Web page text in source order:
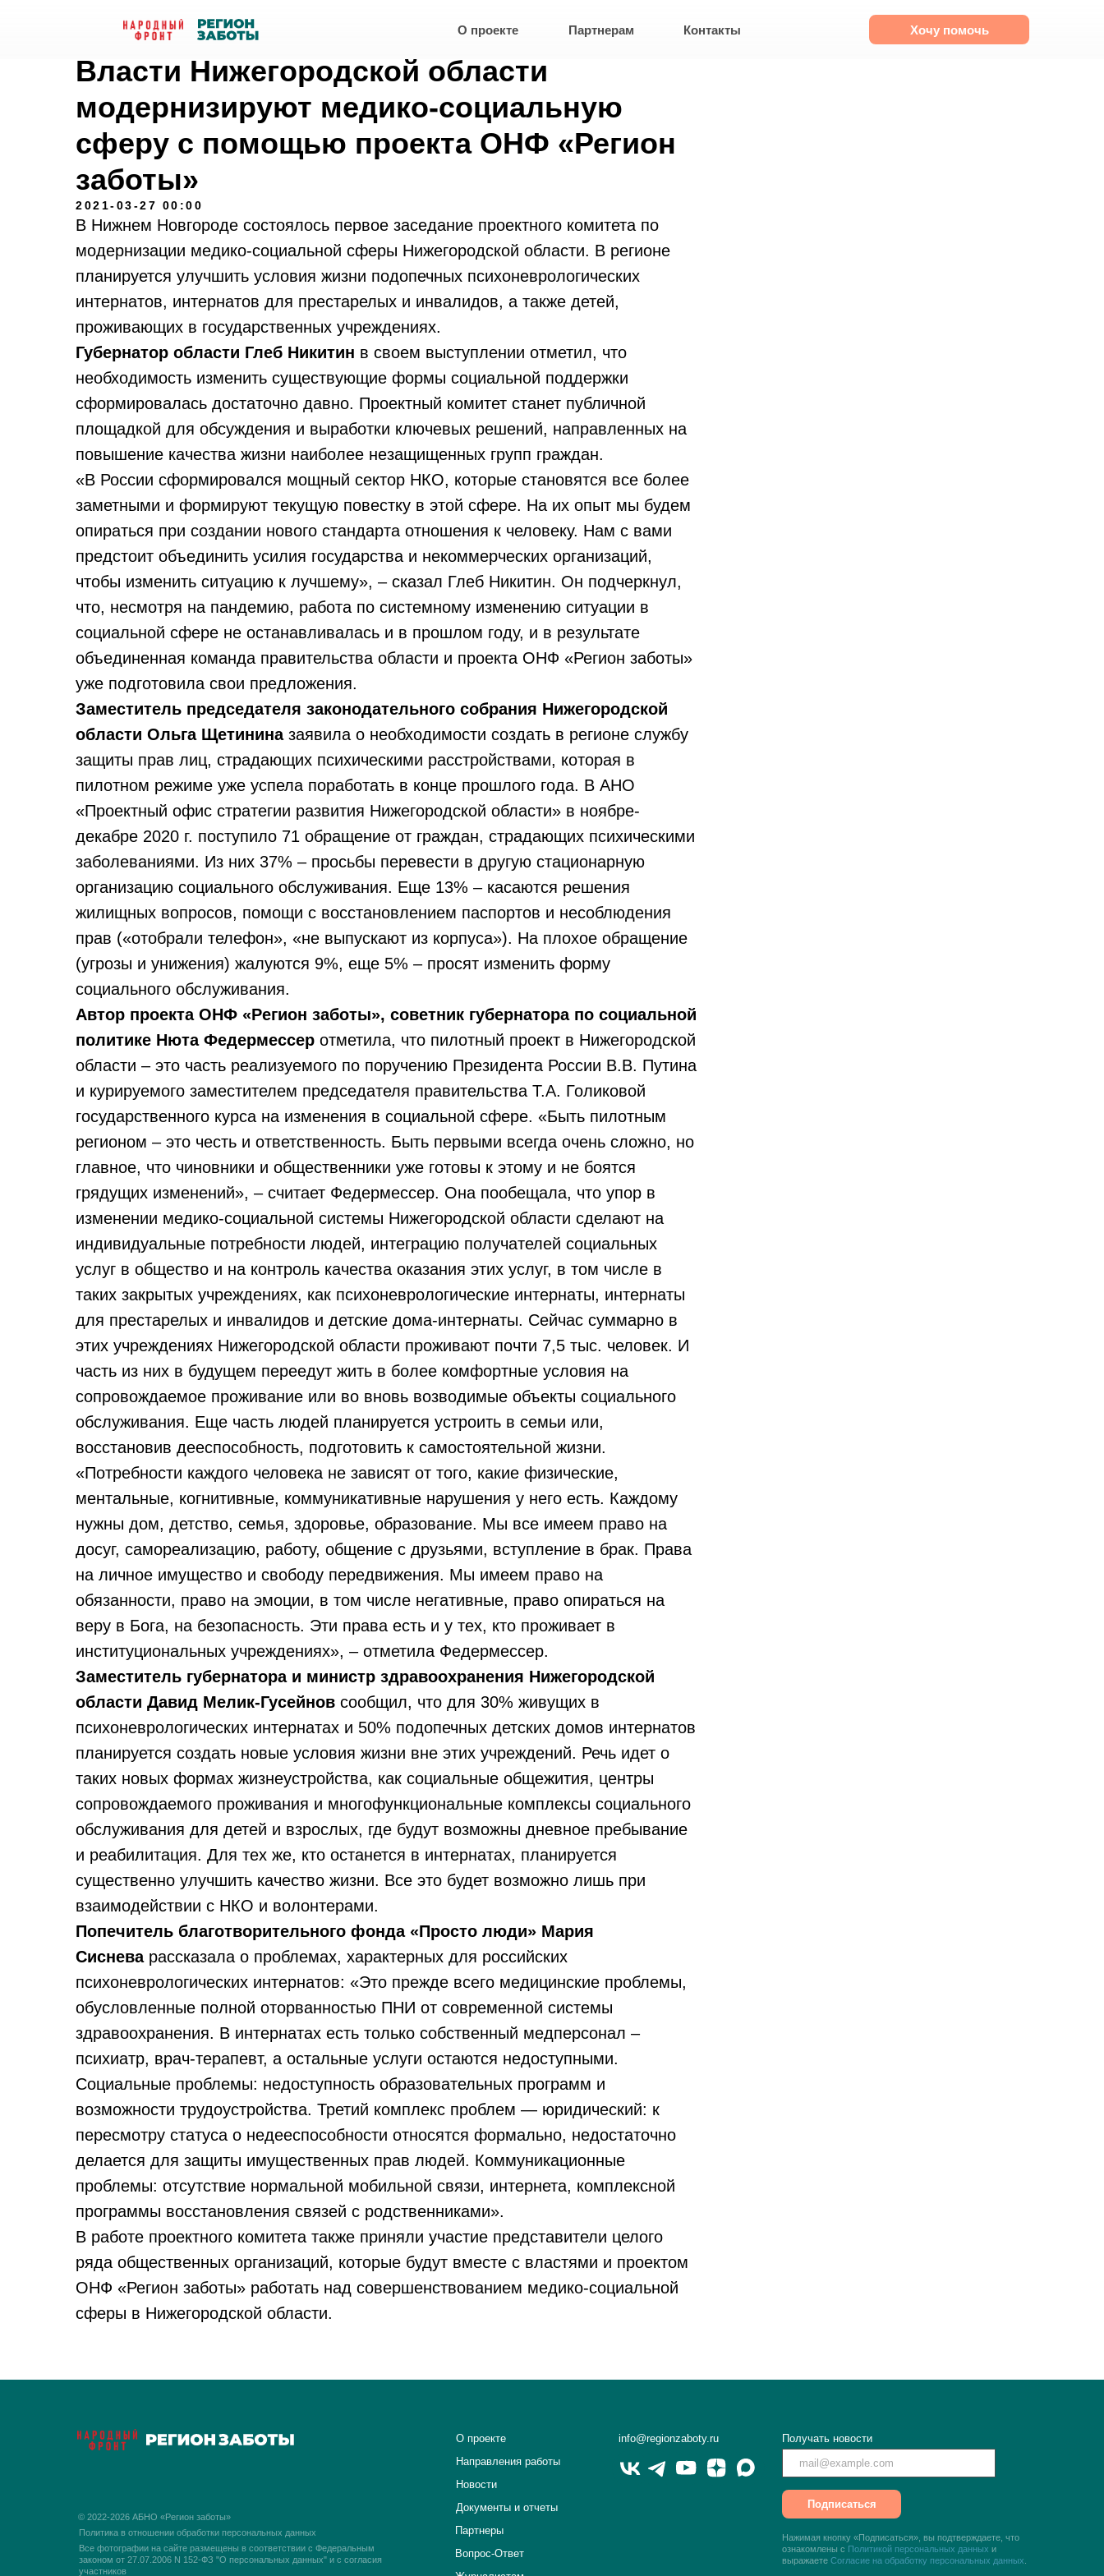
Хочу помочь
О проекте Партнерам Контакты
Власти Нижегородской области
модернизируют медико-социальную
сферу с помощью проекта ОНФ «Регион
заботы»
2021-03-27 00:00
В Нижнем Новгороде состоялось первое заседание проектного комитета по
модернизации медико-социальной сферы Нижегородской области. В регионе
планируется улучшить условия жизни подопечных психоневрологических
интернатов, интернатов для престарелых и инвалидов, а также детей,
проживающих в государственных учреждениях.
Губернатор области Глеб Никитин в своем выступлении отметил, что
необходимость изменить существующие формы социальной поддержки
сформировалась достаточно давно. Проектный комитет станет публичной
площадкой для обсуждения и выработки ключевых решений, направленных на
повышение качества жизни наиболее незащищенных групп граждан.
«В России сформировался мощный сектор НКО, которые становятся все более
заметными и формируют текущую повестку в этой сфере. На их опыт мы будем
опираться при создании нового стандарта отношения к человеку. Нам с вами
предстоит объединить усилия государства и некоммерческих организаций,
чтобы изменить ситуацию к лучшему», – сказал Глеб Никитин. Он подчеркнул,
что, несмотря на пандемию, работа по системному изменению ситуации в
социальной сфере не останавливалась и в прошлом году, и в результате
объединенная команда правительства области и проекта ОНФ «Регион заботы»
уже подготовила свои предложения.
Заместитель председателя законодательного собрания Нижегородской
области Ольга Щетининазаявила о необходимости создать в регионе службу
защиты прав лиц, страдающих психическими расстройствами, которая в
пилотном режиме уже успела поработать в конце прошлого года. В АНО
«Проектный офис стратегии развития Нижегородской области» в ноябре-
декабре 2020 г. поступило 71 обращение от граждан, страдающих психическими
заболеваниями. Из них 37% – просьбы перевести в другую стационарную
организацию социального обслуживания. Еще 13% – касаются решения
жилищных вопросов, помощи с восстановлением паспортов и несоблюдения
прав («отобрали телефон», «не выпускают из корпуса»). На плохое обращение
(угрозы и унижения) жалуются 9%, еще 5% – просят изменить форму
социального обслуживания.
Автор проекта ОНФ «Регион заботы», советник губернатора по социальной
политике Нюта Федермессер отметила, что пилотный проект в Нижегородской
области – это часть реализуемого по поручению Президента России В.В. Путина
и курируемого заместителем председателя правительства Т.А. Голиковой
государственного курса на изменения в социальной сфере. «Быть пилотным
регионом – это честь и ответственность. Быть первыми всегда очень сложно, но
главное, что чиновники и общественники уже готовы к этому и не боятся
грядущих изменений», – считает Федермессер. Она пообещала, что упор в
изменении медико-социальной системы Нижегородской области сделают на
индивидуальные потребности людей, интеграцию получателей социальных
услуг в общество и на контроль качества оказания этих услуг, в том числе в
таких закрытых учреждениях, как психоневрологические интернаты, интернаты
для престарелых и инвалидов и детские дома-интернаты. Сейчас суммарно в
этих учреждениях Нижегородской области проживают почти 7,5 тыс. человек. И
часть из них в будущем переедут жить в более комфортные условия на
сопровождаемое проживание или во вновь возводимые объекты социального
обслуживания. Еще часть людей планируется устроить в семьи или,
восстановив дееспособность, подготовить к самостоятельной жизни.
«Потребности каждого человека не зависят от того, какие физические,
ментальные, когнитивные, коммуникативные нарушения у него есть. Каждому
нужны дом, детство, семья, здоровье, образование. Мы все имеем право на
досуг, самореализацию, работу, общение с друзьями, вступление в брак. Права
на личное имущество и свободу передвижения. Мы имеем право на
обязанности, право на эмоции, в том числе негативные, право опираться на
веру в Бога, на безопасность. Эти права есть и у тех, кто проживает в
институциональных учреждениях», – отметила Федермессер.
Заместитель губернатора и министр здравоохранения Нижегородской
области Давид Мелик-Гусейнов сообщил, что для 30% живущих в
психоневрологических интернатах и 50% подопечных детских домов интернатов
планируется создать новые условия жизни вне этих учреждений. Речь идет о
таких новых формах жизнеустройства, как социальные общежития, центры
сопровождаемого проживания и многофункциональные комплексы социального
обслуживания для детей и взрослых, где будут возможны дневное пребывание
и реабилитация. Для тех же, кто останется в интернатах, планируется
существенно улучшить качество жизни. Все это будет возможно лишь при
взаимодействии с НКО и волонтерами.
Попечитель благотворительного фонда «Просто люди» Мария
Сиснева рассказала о проблемах, характерных для российских
психоневрологических интернатов: «Это прежде всего медицинские проблемы,
обусловленные полной оторванностью ПНИ от современной системы
здравоохранения. В интернатах есть только собственный медперсонал –
психиатр, врач-терапевт, а остальные услуги остаются недоступными.
Социальные проблемы: недоступность образовательных программ и
возможности трудоустройства. Третий комплекс проблем — юридический: к
пересмотру статуса о недееспособности относятся формально, недостаточно
делается для защиты имущественных прав людей. Коммуникационные
проблемы: отсутствие нормальной мобильной связи, интернета, комплексной
программы восстановления связей с родственниками».
В работе проектного комитета также приняли участие представители целого
ряда общественных организаций, которые будут вместе с властями и проектом
ОНФ «Регион заботы» работать над совершенствованием медико-социальной
сферы в Нижегородской области.
info@regionzaboty.ru
Вопрос-Ответ
О проекте
Партнеры
Направления работы
Новости
Документы и отчеты
Нажимая кнопку «Подписаться», вы подтверждаете, что
ознакомлены с Политикой персональных данных и
выражаете Согласие на обработку персональных данных
© 2022-2026 АБНО «Регион заботы»
Политика в отношении обработки персональных данных
Все фотографии на сайте размещены в соответствии с Федеральным
законом от 27.07.2006 N 152-ФЗ "О персональных данных" и с согласия
участников
Получать новости
Подписаться